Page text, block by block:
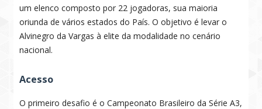
um elenco composto por 22 jogadoras, sua maioria
oriunda de vários estados do País. O objetivo é levar o
Alvinegro da Vargas à elite da modalidade no cenário
nacional.
Acesso
O primeiro desafio é o Campeonato Brasileiro da Série A3,